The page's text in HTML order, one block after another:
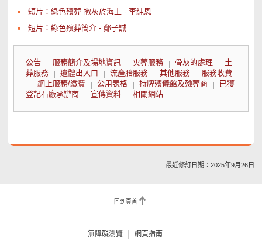
短片：綠色殯葬 撒灰於海上 - 李純恩
短片：綠色殯葬簡介 - 鄭子誠
公告 服務簡介及場地資訊 火葬服務 骨灰的處理
土
葬服務
遺體出入口 流產胎服務 其他服務
服務收費
網上服務/繳費
公用表格 持牌殯儀館及殮葬商
已獲
登記石廠承辦商
宣傳資料 相關網站
最近修訂日期：2025年9月26日
回到頁首
無障礙瀏覽 網頁指南